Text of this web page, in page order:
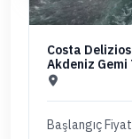
Costa
Akdeniz Gemi
Başlangıç